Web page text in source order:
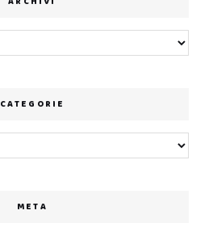
CATEGORIE
META